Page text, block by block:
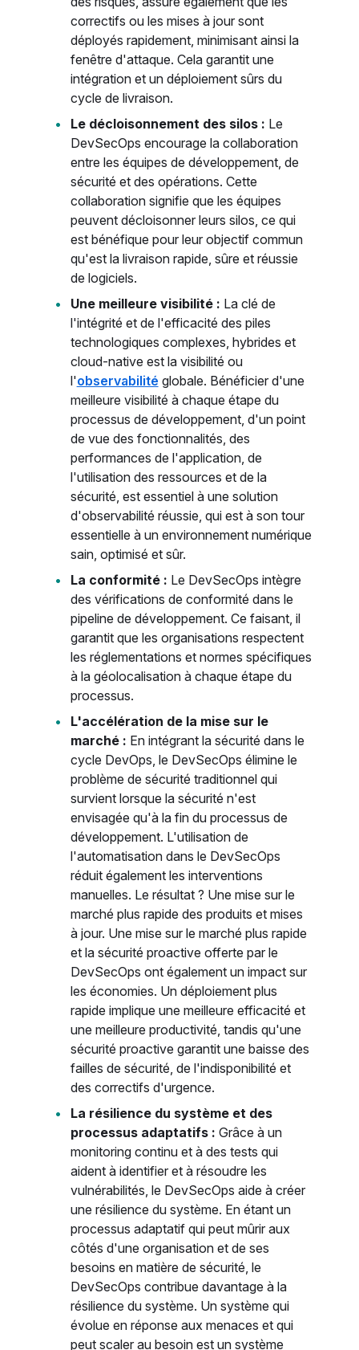
correctifs ou les mises à jour sont
déployés rapidement, minimisant ainsi la
fenêtre d'attaque. Cela garantit une
intégration et un déploiement sûrs du
cycle de livraison.
Le décloisonnement des silos : Le
DevSecOps encourage la collaboration
entre les équipes de développement, de
sécurité et des opérations. Cette
collaboration signifie que les équipes
peuvent décloisonner leurs silos, ce qui
est bénéfique pour leur objectif commun
qu'est la livraison rapide, sûre et réussie
de logiciels.
Une meilleure visibilité : La clé de
l'intégrité et de l'efficacité des piles
technologiques complexes, hybrides et
cloud-native est la visibilité ou
l'observabilité globale. Bénéficier d'une
meilleure visibilité à chaque étape du
processus de développement, d'un point
de vue des fonctionnalités, des
performances de l'application, de
l'utilisation des ressources et de la
sécurité, est essentiel à une solution
d'observabilité réussie, qui est à son tour
essentielle à un environnement numérique
sain, optimisé et sûr.
La conformité : Le DevSecOps intègre
des vérifications de conformité dans le
pipeline de développement. Ce faisant, il
garantit que les organisations respectent
les réglementations et normes spécifiques
à la géolocalisation à chaque étape du
processus.
L'accélération de la mise sur le
marché : En intégrant la sécurité dans le
cycle DevOps, le DevSecOps élimine le
problème de sécurité traditionnel qui
survient lorsque la sécurité n'est
envisagée qu'à la fin du processus de
développement. L'utilisation de
l'automatisation dans le DevSecOps
réduit également les interventions
manuelles. Le résultat ? Une mise sur le
marché plus rapide des produits et mises
à jour. Une mise sur le marché plus rapide
et la sécurité proactive offerte par le
DevSecOps ont également un impact sur
les économies. Un déploiement plus
rapide implique une meilleure efficacité et
une meilleure productivité, tandis qu'une
sécurité proactive garantit une baisse des
failles de sécurité, de l'indisponibilité et
des correctifs d'urgence.
La résilience du système et des
processus adaptatifs : Grâce à un
monitoring continu et à des tests qui
aident à identifier et à résoudre les
vulnérabilités, le DevSecOps aide à créer
une résilience du système. En étant un
processus adaptatif qui peut mûrir aux
côtés d'une organisation et de ses
besoins en matière de sécurité, le
DevSecOps contribue davantage à la
résilience du système. Un système qui
évolue en réponse aux menaces et qui
peut scaler au besoin est un système